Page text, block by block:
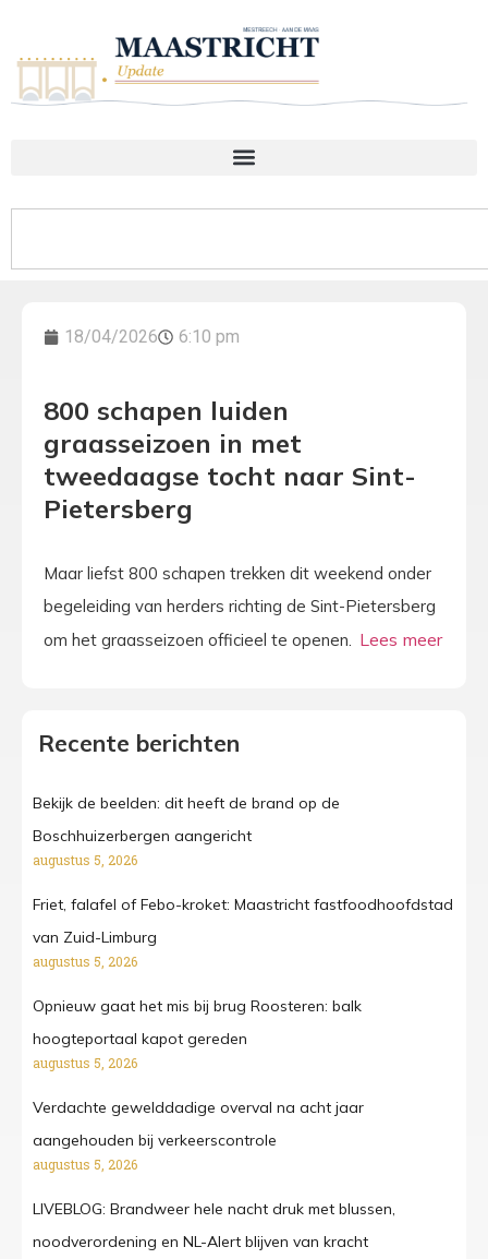
18/04/2026 6:10 pm
800 schapen luiden
graasseizoen in met
tweedaagse tocht naar Sint-
Pietersberg
Maar liefst 800 schapen trekken dit weekend onder
begeleiding van herders richting de Sint-Pietersberg
om het graasseizoen officieel te openen.
Recente berichten
Bekijk de beelden: dit heeft de brand op de
Boschhuizerbergen aangericht
augustus 5, 2026
Friet, falafel of Febo-kroket: Maastricht fastfoodhoofdstad
van Zuid-Limburg
augustus 5, 2026
Opnieuw gaat het mis bij brug Roosteren: balk
hoogteportaal kapot gereden
augustus 5, 2026
Verdachte gewelddadige overval na acht jaar
aangehouden bij verkeerscontrole
augustus 5, 2026
LIVEBLOG: Brandweer hele nacht druk met blussen,
noodverordening en NL-Alert blijven van kracht